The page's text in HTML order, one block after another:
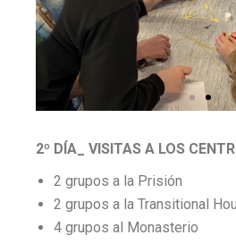
2º DÍA_ VISITAS A LOS
2 grupos a la Prisión
2 grupos a la Transitional
4 grupos al Monasterio